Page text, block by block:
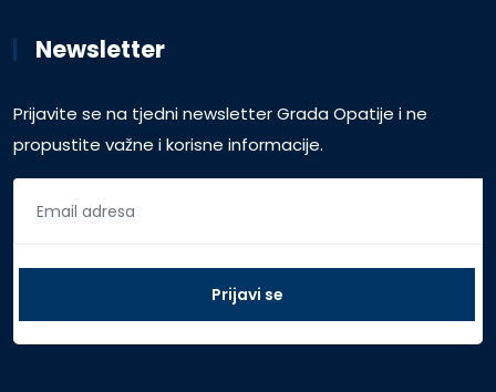
Newsletter
Prijavite se na tjedni newsletter Grada Opatije i ne
propustite važne i korisne informacije.